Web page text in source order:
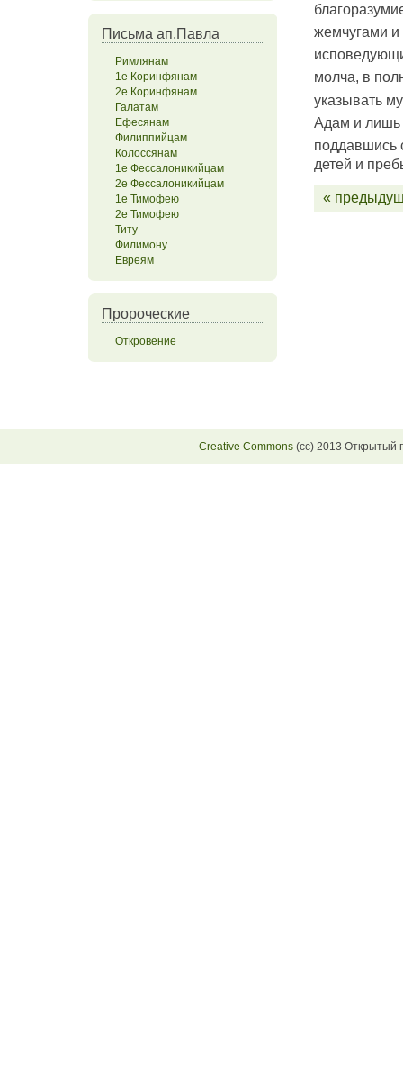
Письма ап.Павла
Римлянам
1е Коринфянам
2е Коринфянам
Галатам
Ефесянам
Филиппийцам
Колоссянам
1е Фессалоникийцам
2е Фессалоникийцам
1е Тимофею
2е Тимофею
Титу
Филимону
Евреям
Пророческие
Откровение
жемчугами
молча, в
указывать
Адам и
поддавшись
детей и
«
Creative Commons (сс) 2013 Открытый